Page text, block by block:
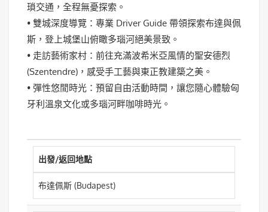
瑣交通，全程無憂探索。
• 雙城深度導覽：專業 Driver Guide 帶領探索布達與佩
斯，登上城堡山俯瞰多瑙河絕美景致。
• 走訪藝術家村：前往充滿波希米亞風情的聖安德烈
(Szentendre)，感受手工藝與東正教建築之美。
• 彈性悠閒時光：預留自由活動時間，讓您隨心體驗匈
牙利溫泉文化或多瑙河畔咖啡時光。
出發/返回地點
布達佩斯 (Budapest)